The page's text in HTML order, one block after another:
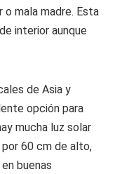
mala madre. Esta
interior aunque
de Asia y
opción para
mucha luz solar
60 cm de alto,
buenas